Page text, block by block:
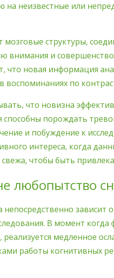
на неизвестные или
мозговые структуры,
внимания и
что новая информация
воспоминаниях по
что новизна
порождать
и побуждение к
интереса, когда
чтобы быть
любопытство
зависит
В момент когда
медленное
работы когнитивных